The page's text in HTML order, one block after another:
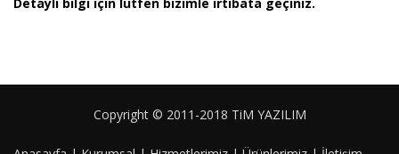
Copyright © 2011-2018 TiM YAZILIM